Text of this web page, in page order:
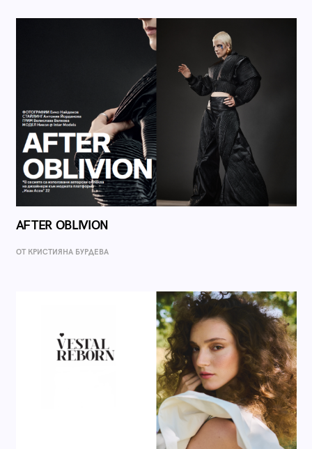
AFTER OBLIVION
ОТ КРИСТИЯНА БУРДЕВА